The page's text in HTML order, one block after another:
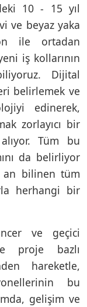
10 - 15 yıl
ve beyaz yaka
ile ortadan
iş kollarının
Dijital
belirlemek ve
edinerek,
zorlayıcı bir
Tüm bu
da belirliyor
an bilinen tüm
herhangi bir
ve geçici
proje bazlı
hareketle,
bu
gelişim ve